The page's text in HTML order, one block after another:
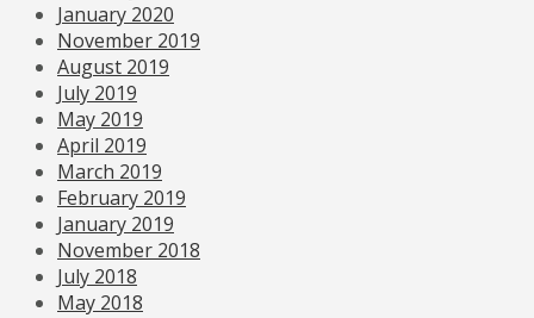
January 2020
November 2019
August 2019
July 2019
May 2019
April 2019
March 2019
February 2019
January 2019
November 2018
July 2018
May 2018